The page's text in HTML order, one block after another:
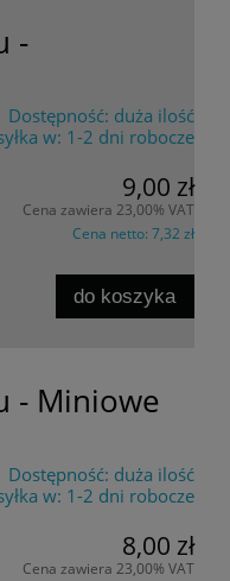
-
Dostępność: duża ilość
w: 1-2 dni robocze
9,00 zł
Cena zawiera 23,00% VAT
Cena netto: 7,32 zł
do koszyka
- Miniowe
Dostępność: duża ilość
w: 1-2 dni robocze
8,00 zł
Cena zawiera 23,00% VAT